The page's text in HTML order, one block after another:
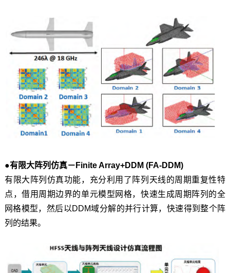
●有限大阵列仿真－Finite Array+DDM (FA-DDM)
有限大阵列仿真功能，充分利用了阵列天线的周期重复性特
点，借用周期边界的单元模型网格，快速生成周期阵列的全
网格模型，然后以DDM域分解的并行计算，快速得到整个阵
列的结果。